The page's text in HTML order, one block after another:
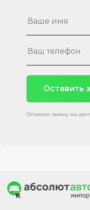
Оставить
Оставляя заявку вы